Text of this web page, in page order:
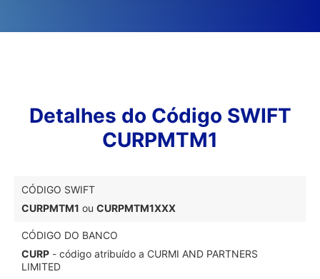
Detalhes do Código SWIFT
CURPMTM1
CÓDIGO SWIFT
CURPMTM1 ou CURPMTM1XXX
CÓDIGO DO BANCO
CURP - código atribuído a CURMI AND PARTNERS
LIMITED